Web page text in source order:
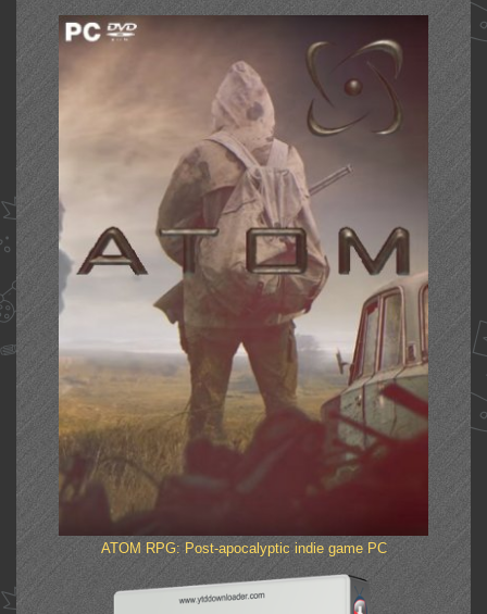
ATOM RPG: Post-apocalyptic indie game PC